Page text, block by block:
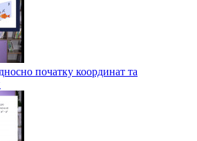
початку координат та